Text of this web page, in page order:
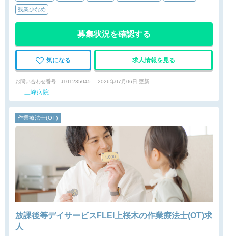
残業少なめ
募集状況を確認する
気になる 求人情報を見る
お問い合わせ番号 : J101235045 2026年07月06日 更新
三峰病院
作業療法士(OT)
放課後等デイサービスFLEI上桜木の作業療法士(OT)求
人